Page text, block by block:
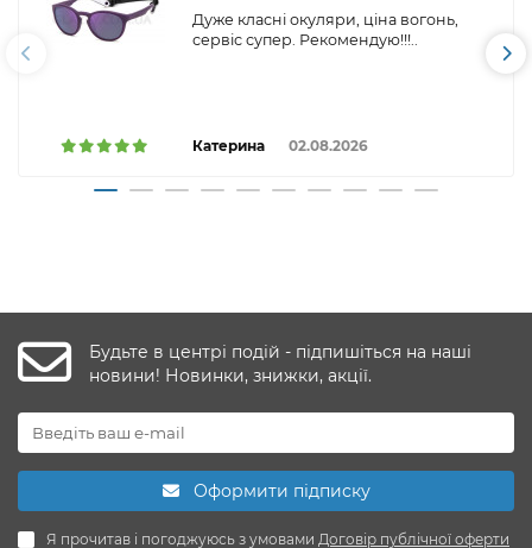
Дуже класні окуляри, ціна вогонь,
сервіс супер. Рекомендую!!!..
Катерина 02.08.2026
Будьте в центрі подій - підпишіться на наші
новини! Новинки, знижки, акції.
Оформити підписку
Я прочитав і погоджуюсь з умовами Договір публічної оферти